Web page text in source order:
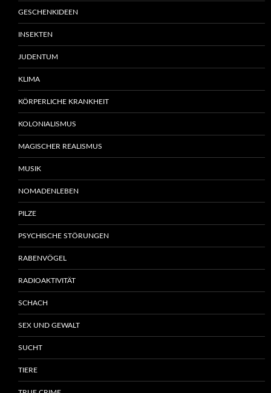
GESCHENKIDEEN
INSEKTEN
JUDENTUM
KLIMA
KÖRPERLICHE KRANKHEIT
KOLONIALISMUS
MAGISCHER REALISMUS
MUSIK
NOMADENLEBEN
PILZE
PSYCHISCHE STÖRUNGEN
RABENVÖGEL
RADIOAKTIVITÄT
SCHACH
SEX UND GEWALT
SUCHT
TIERE